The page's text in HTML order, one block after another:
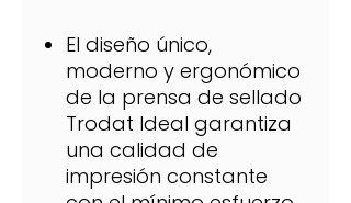
El diseño único,
moderno y ergonómico
de la prensa de sellado
Trodat Ideal garantiza
una calidad de
impresión constante